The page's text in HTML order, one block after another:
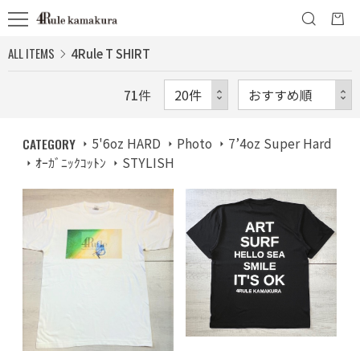
ALL ITEMS 4Rule T SHIRT
71件
CATEGORY 5'6oz HARD Photo
7’4oz Super Hard
ｵｰｶﾞﾆｯｸｺｯﾄﾝ
STYLISH